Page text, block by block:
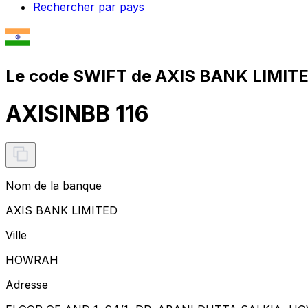
Rechercher par pays
Le code SWIFT de AXIS BANK
AXISINBB 116
Nom de la banque
AXIS BANK LIMITED
Ville
HOWRAH
Adresse